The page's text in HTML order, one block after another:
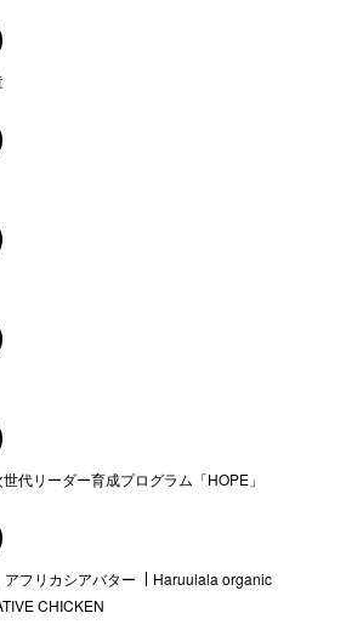
世代リーダー育成プログラム「HOPE」
アフリカシアバター
Haruulala organic
CHICKEN